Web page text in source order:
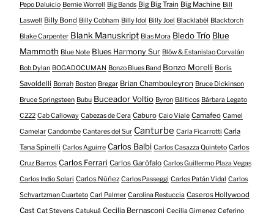
Pepo Daluicio Bernie Worrell Big Bands Big Big Train Big Machine Bill
Laswell Billy Bond Billy Cobham Billy Idol Billy Joel Blacklabél Blacktorch
Blake Carpenter Blank Manuskript Blas Mora Bledo Trío Blue
Mammoth Blue Note Blues Harmony Sur Blöw & Estanislao Corvalán
Bob Dylan BOGADOCUMAN Bonzo Blues Band Bonzo Morelli Boris
Savoldelli Borrah Boston Bregar Brian Chambouleyron Bruce Dickinson
Bruce Springsteen Bubu Buceador Voltio Byron Bálticos Bárbara Legato
C222 Cab Calloway Cabezas de Cera Caburo Caio Viale Camafeo Camel
Camelar Candombe Cantares del Sur Canturbe Carla Ficarrotti Carla
Tana Spinelli Carlos Aguirre Carlos Balbi Carlos Casazza Quinteto Carlos
Cruz Barros Carlos Ferrari Carlos Garófalo Carlos Guillermo Plaza Vegas
Carlos Indio Solari Carlos Núñez Carlos Passeggi Carlos Patán Vidal Carlos
Schvartzman Cuarteto Carl Palmer Carolina Restuccia Caseros Hollywood
Cast Cat Stevens Catukuá Cecilia Bernasconi Cecilia Gimenez Ceferino